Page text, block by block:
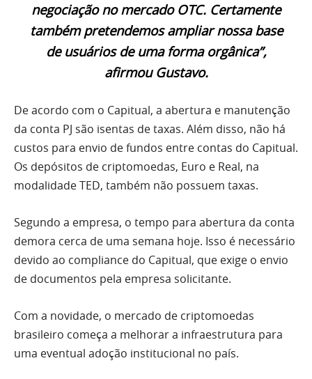
negociação no mercado OTC. Certamente
também pretendemos ampliar nossa base
de usuários de uma forma orgânica”,
afirmou Gustavo.
De acordo com o Capitual, a abertura e manutenção
da conta PJ são isentas de taxas. Além disso, não há
custos para envio de fundos entre contas do Capitual.
Os depósitos de criptomoedas, Euro e Real, na
modalidade TED, também não possuem taxas.
Segundo a empresa, o tempo para abertura da conta
demora cerca de uma semana hoje. Isso é necessário
devido ao compliance do Capitual, que exige o envio
de documentos pela empresa solicitante.
Com a novidade, o mercado de criptomoedas
brasileiro começa a melhorar a infraestrutura para
uma eventual adoção institucional no país.